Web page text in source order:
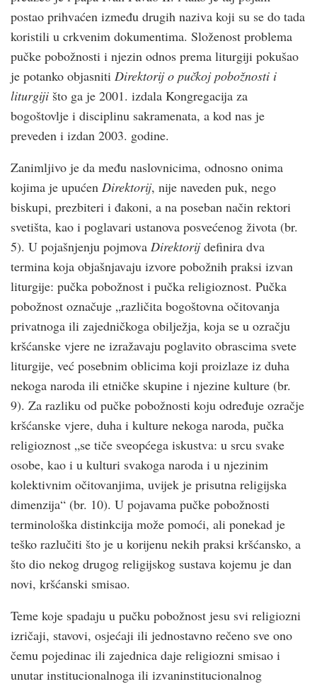
postao prihvaćen između drugih naziva koji su se do tada
koristili u crkvenim dokumentima. Složenost problema
pučke pobožnosti i njezin odnos prema liturgiji pokušao
je potanko objasniti Direktorij o pučkoj pobožnosti i
liturgiji što ga je 2001. izdala Kongregacija za
bogoštovlje i disciplinu sakramenata, a kod nas je
preveden i izdan 2003. godine.
Zanimljivo je da među naslovnicima, odnosno onima
kojima je upućen Direktorij, nije naveden puk, nego
biskupi, prezbiteri i đakoni, a na poseban način rektori
svetišta, kao i poglavari ustanova posvećenog života (br.
5). U pojašnjenju pojmova Direktorijdefinira dva
termina koja objašnjavaju izvore pobožnih praksi izvan
liturgije: pučka pobožnost i pučka religioznost. Pučka
pobožnost označuje „različita bogoštovna očitovanja
privatnoga ili zajedničkoga obilježja, koja se u ozračju
kršćanske vjere ne izražavaju poglavito obrascima svete
liturgije, već posebnim oblicima koji proizlaze iz duha
nekoga naroda ili etničke skupine i njezine kulture (br.
9). Za razliku od pučke pobožnosti koju određuje ozračje
kršćanske vjere, duha i kulture nekoga naroda, pučka
religioznost „se tiče sveopćega iskustva: u srcu svake
osobe, kao i u kulturi svakoga naroda i u njezinim
kolektivnim očitovanjima, uvijek je prisutna religijska
dimenzija“ (br. 10). U pojavama pučke pobožnosti
terminološka distinkcija može pomoći, ali ponekad je
teško razlučiti što je u korijenu nekih praksi kršćansko, a
što dio nekog drugog religijskog sustava kojemu je dan
novi, kršćanski smisao.
Teme koje spadaju u pučku pobožnost jesu svi religiozni
izričaji, stavovi, osjećaji ili jednostavno rečeno sve ono
čemu pojedinac ili zajednica daje religiozni smisao i
unutar institucionalnoga ili izvaninstitucionalnog